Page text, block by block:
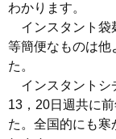
わかります。
インスタント袋
等簡便なものは他
た。
インスタントシ
13，20日週共に
た。全国的にも寒